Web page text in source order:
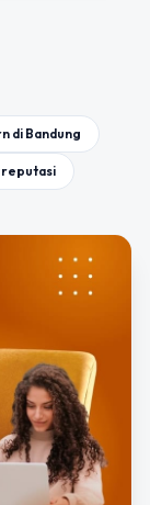
di Bandung